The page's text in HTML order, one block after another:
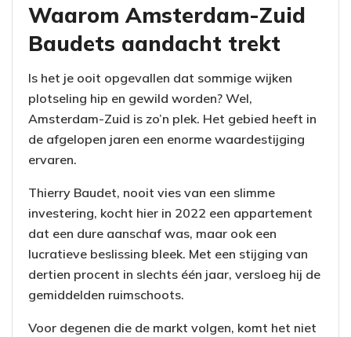
Waarom Amsterdam-Zuid
Baudets aandacht trekt
Is het je ooit opgevallen dat sommige wijken
plotseling hip en gewild worden? Wel,
Amsterdam-Zuid is zo’n plek. Het gebied heeft in
de afgelopen jaren een enorme waardestijging
ervaren.
Thierry Baudet, nooit vies van een slimme
investering, kocht hier in 2022 een appartement
dat een dure aanschaf was, maar ook een
lucratieve beslissing bleek. Met een stijging van
dertien procent in slechts één jaar, versloeg hij de
gemiddelden ruimschoots.
Voor degenen die de markt volgen, komt het niet